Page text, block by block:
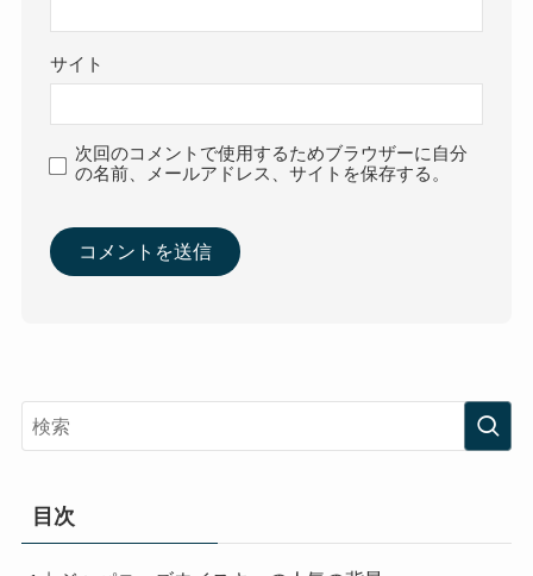
サイト
次回のコメントで使用するためブラウザーに自分
の名前、メールアドレス、サイトを保存する。
目次